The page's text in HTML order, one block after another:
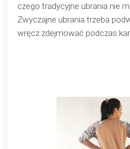
czego tradycyjne ubrania nie
Zwyczajne ubrania trzeba
wręcz zdejmować podczas